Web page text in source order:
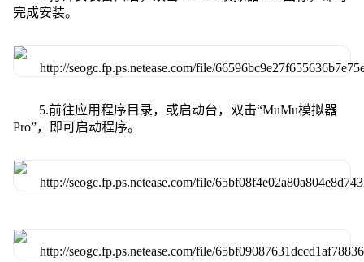
完成安装。
5.前往应用程序目录，或启动台，双击“MuMu模拟器
Pro”，即可启动程序。